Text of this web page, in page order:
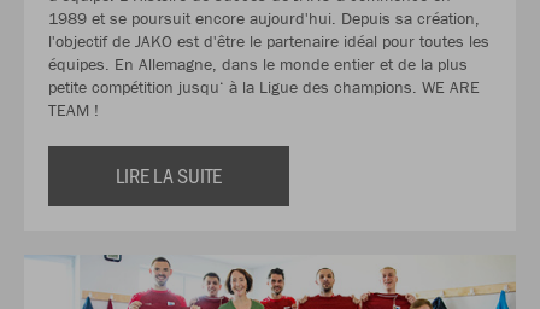
1989 et se poursuit encore aujourd'hui. Depuis sa création,
l'objectif de JAKO est d'être le partenaire idéal pour toutes les
équipes. En Allemagne, dans le monde entier et de la plus
petite compétition jusqu‘ à la Ligue des champions. WE ARE
TEAM !
LIRE LA SUITE